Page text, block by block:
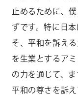
止めるために、
ずです。特に日
そ、平和を訴え
を生業とするア
の力を通じて、
平和の尊さを訴